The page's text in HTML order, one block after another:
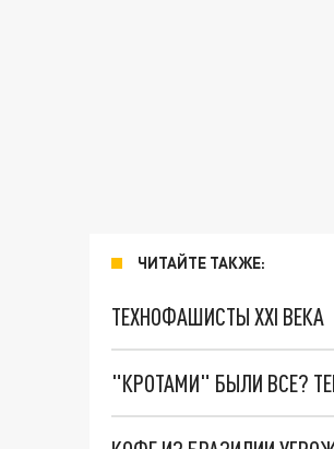
ЧИТАЙТЕ ТАКЖЕ:
ТЕХНОФАШИСТЫ XXI ВЕКА
"КРОТАМИ" БЫЛИ ВСЕ?